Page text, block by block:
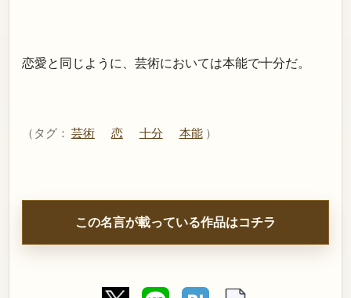
恋愛と同じように、芸術においては本能で十分だ。
（タグ： 芸術 恋 十分 本能 ）
この名言が載っている作品はコチラ